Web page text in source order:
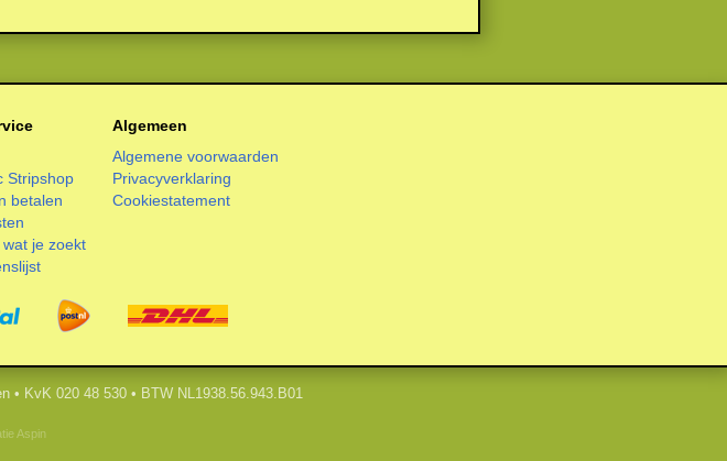
Stripshop
betalen
je zoekt
Algemeen
Algemene voorwaarden
Privacyverklaring
Cookiestatement
KvK 020 48 530 • BTW NL1938.56.943.B01
Aspin